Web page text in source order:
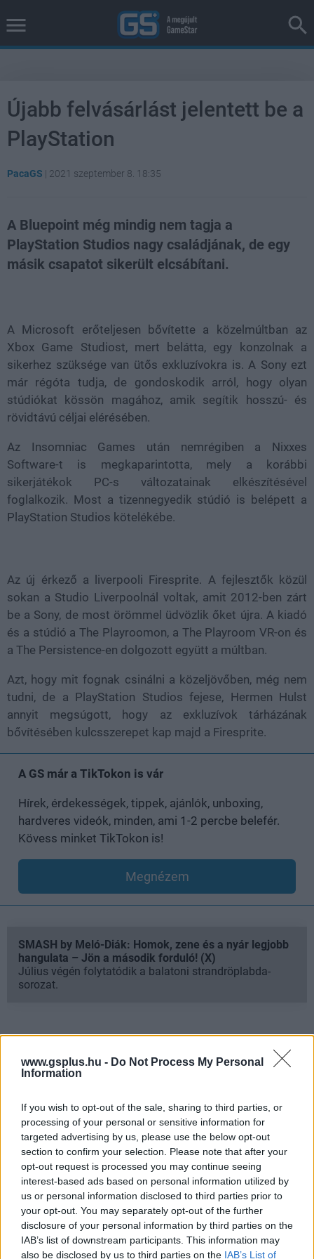
www.gsplus.hu - Do Not Process My Personal
Information
If you wish to opt-out of the sale, sharing to third parties, or
processing of your personal or sensitive information for
targeted advertising by us, please use the below opt-out
section to confirm your selection. Please note that after your
opt-out request is processed you may continue seeing
interest-based ads based on personal information utilized by
us or personal information disclosed to third parties prior to
your opt-out. You may separately opt-out of the further
disclosure of your personal information by third parties on the
IAB’s list of downstream participants. This information may
also be disclosed by us to third parties on the IAB’s List of
Újabb felvásárlást jelentett be a
PlayStation
PacaGS | 2021 szeptember 8. 18:35
A Bluepoint még mindig nem tagja a
PlayStation Studios nagy családjának, de egy
másik csapatot sikerült elcsábítani.
A Microsoft erőteljesen bővítette a közelmúltban az
Xbox Game Studiost, mert belátta, egy konzolnak a
sikerhez szüksége van ütős exkluzívokra is. A Sony ezt
már régóta tudja, de gondoskodik arról, hogy olyan
stúdiókat kössön magához, amik segítik hosszú- és
rövidtávú céljai elérésében.
Az Insomniac Games után nemrégiben a Nixxes
Software-t is megkaparintotta, mely a korábbi
sikerjátékok PC-s változatainak elkészítésével
foglalkozik. Most a tizennegyedik stúdió is belépett a
PlayStation Studios kötelékébe.
Az új érkező a liverpooli Firesprite. A fejlesztők közül
sokan a Studio Liverpoolnál voltak, amit 2012-ben zárt
be a Sony, de most örömmel üdvözlik őket újra. A kiadó
és a stúdió a The Playroomon, a The Playroom VR-on és
a The Persistence-en dolgozott együtt a múltban.
Azt, hogy mit fognak csinálni a közeljövőben, még nem
tudni, de a PlayStation Studios fejese, Hermen Hulst
annyit megsúgott, hogy az exkluzívok tárházának
bővítésében kulcsszerepet kap majd a Firesprite.
A GS már a TikTokon is vár
Hírek, érdekességek, tippek, ajánlók, unboxing,
hardveres videók, minden, ami 1-2 percbe belefér.
Kövess minket TikTokon is!
Megnézem
SMASH by Meló-Diák: Homok, zene és a nyár legjobb
hangulata – Jön a második forduló! (X)
Július végén folytatódik a balatoni strandröplabda-
sorozat.
Címkék: #firesprite #playstation studios
Hozzászólások